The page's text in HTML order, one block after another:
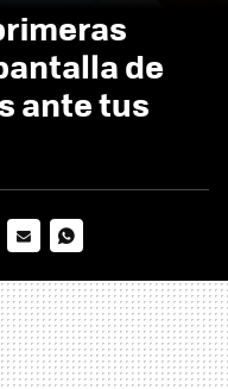
de
ante tus
MAIL